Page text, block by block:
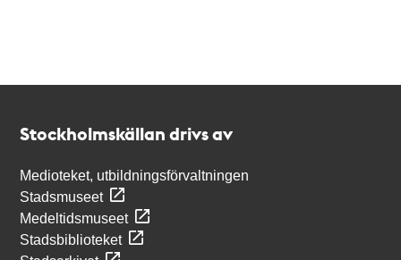
Stockholmskällan drivs av
Medioteket, utbildningsförvaltningen
Stadsmuseet
Medeltidsmuseet
Stadsbiblioteket